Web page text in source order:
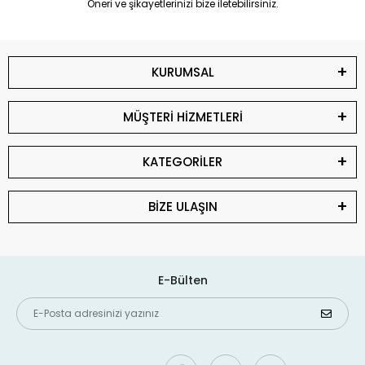
Öneri ve şikayetlerinizi bize iletebilirsiniz.
KURUMSAL
MÜŞTERİ HİZMETLERİ
KATEGORİLER
BİZE ULAŞIN
E-Bülten